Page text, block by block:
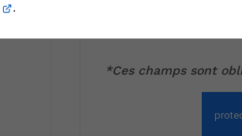
.
*Ces champs sont